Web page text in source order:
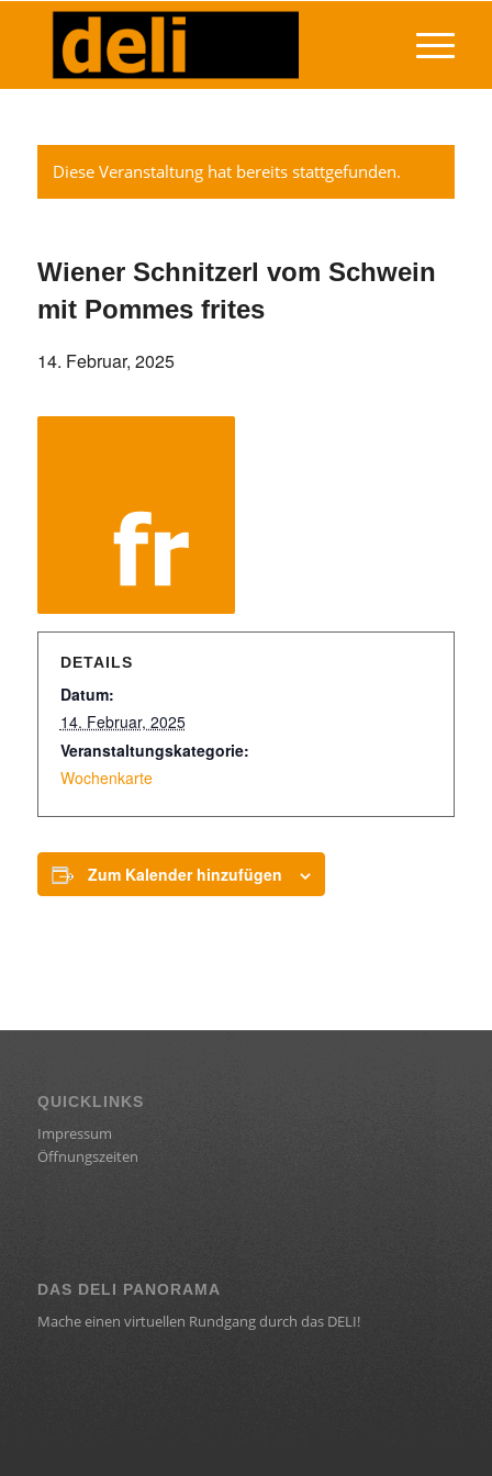
Diese Veranstaltung hat bereits stattgefunden.
Wiener Schnitzerl vom Schwein
mit Pommes frites
14. Februar, 2025
DETAILS
Datum:
14. Februar, 2025
Veranstaltungskategorie:
Wochenkarte
Zum Kalender hinzufügen
QUICKLINKS
Impressum
Öffnungszeiten
DAS DELI PANORAMA
Mache einen virtuellen Rundgang durch das DELI!